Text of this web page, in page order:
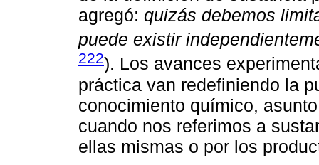
agregó: quizás debemos
puede existir
222). Los avances
práctica van redefiniendo la
conocimiento químico,
cuando nos referimos a
ellas mismas o por los